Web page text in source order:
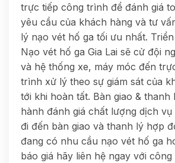
trực tiếp công trình để đánh giá
yêu cầu của khách hàng và tư
lý nạo vét hố ga tối ưu nhất.
Nạo vét hố ga Gia Lai sẽ cử đội
và hệ thống xe, máy móc đến
trình xử lý theo sự giám sát của
tới khi hoàn tất. Bàn giao & thanh
hành đánh giá chất lượng dịch
đi đến bàn giao và thanh lý hợp
đang có nhu cầu nạo vét hố ga
báo giá hãy liên hệ ngay với